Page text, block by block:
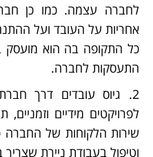
לחברה עצמה. כמו כן
אחריות על העובד ועל
כל התקופה בה הוא
התעסקות לחברה.
2. גיוס עובדים דרך
לפרויקטים מידיים
שירות הלקוחות של החברה
וטיפול בעבודת ניירת שצריך